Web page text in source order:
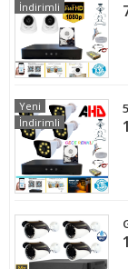
İndirimli
Yeni
İndirimli